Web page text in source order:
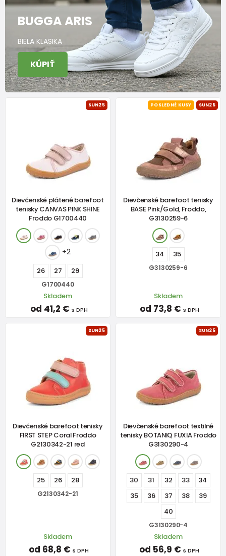
BUGGA ARIS
BIELA KLASIKA
KÚPIŤ
SUN25
Dievčenské plátené barefoot
tenisky CANVAS PINK SHINE
Froddo G1700440
+2
26 27 29
G1700440
Skladem
od 41,2 € s DPH
POSLEDNÉ KUSY SUN25
Dievčenské barefoot tenisky
BASE Pink/Gold, Froddo,
G3130259-6
34 35
G3130259-6
Skladem
od 73,8 € s DPH
SUN25
Dievčenské barefoot tenisky
FIRST STEP Coral Froddo
G2130342-21 red
25 26 28
G2130342-21
Skladem
od 68,8 € s DPH
SUN25
Dievčenské barefoot textilné
tenisky BOTANIQ FUXIA Froddo
G3130290-4
30 31 32 33
34
35
36 37 38
39
40
G3130290-4
Skladem
od 56,9 € s DPH